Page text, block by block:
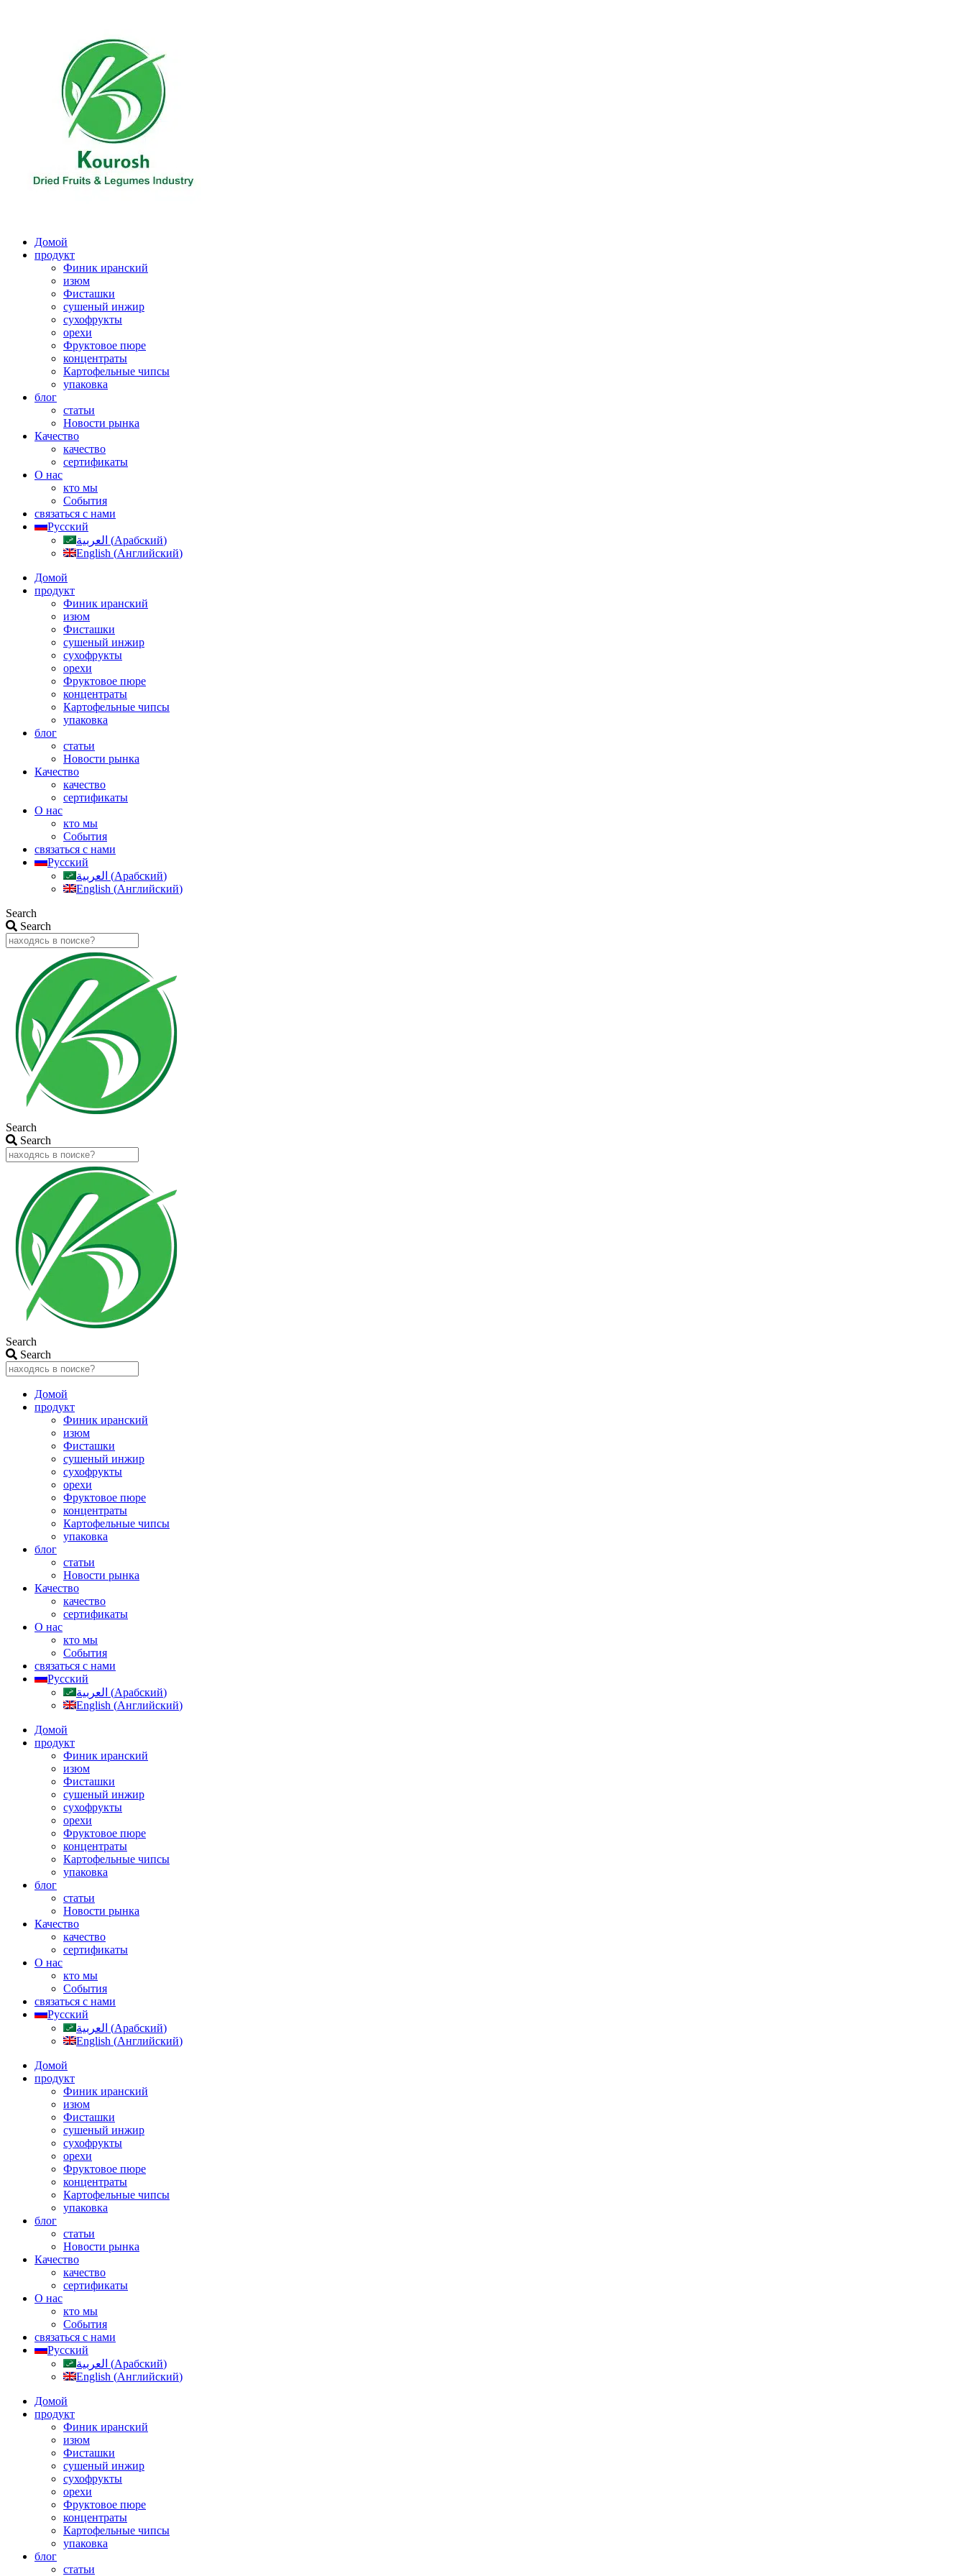
Домой
продукт
Финик иранский
изюм
Фисташки
сушеный инжир
сухофрукты
орехи
Фруктовое пюре
концентраты
Картофельные чипсы
упаковка
блог
статьи
Новости рынка
Качество
качество
сертификаты
О нас
кто мы
События
связаться с нами
Русский
العربية (Арабский)
English (Английский)
Домой
продукт
Финик иранский
изюм
Фисташки
сушеный инжир
сухофрукты
орехи
Фруктовое пюре
концентраты
Картофельные чипсы
упаковка
блог
статьи
Новости рынка
Качество
качество
сертификаты
О нас
кто мы
События
связаться с нами
Русский
العربية (Арабский)
English (Английский)
Search
Search
Search
Search
Search
Search
Домой
продукт
Финик иранский
изюм
Фисташки
сушеный инжир
сухофрукты
орехи
Фруктовое пюре
концентраты
Картофельные чипсы
упаковка
блог
статьи
Новости рынка
Качество
качество
сертификаты
О нас
кто мы
События
связаться с нами
Русский
العربية (Арабский)
English (Английский)
Домой
продукт
Финик иранский
изюм
Фисташки
сушеный инжир
сухофрукты
орехи
Фруктовое пюре
концентраты
Картофельные чипсы
упаковка
блог
статьи
Новости рынка
Качество
качество
сертификаты
О нас
кто мы
События
связаться с нами
Русский
العربية (Арабский)
English (Английский)
Домой
продукт
Финик иранский
изюм
Фисташки
сушеный инжир
сухофрукты
орехи
Фруктовое пюре
концентраты
Картофельные чипсы
упаковка
блог
статьи
Новости рынка
Качество
качество
сертификаты
О нас
кто мы
События
связаться с нами
Русский
العربية (Арабский)
English (Английский)
Домой
продукт
Финик иранский
изюм
Фисташки
сушеный инжир
сухофрукты
орехи
Фруктовое пюре
концентраты
Картофельные чипсы
упаковка
блог
статьи